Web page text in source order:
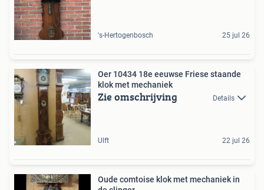
's-Hertogenbosch 25 jul 26
Oer 10434 18e eeuwse Friese staande
klok met mechaniek
Zie omschrijving Details
Ulft 22 jul 26
Oude comtoise klok met mechaniek in